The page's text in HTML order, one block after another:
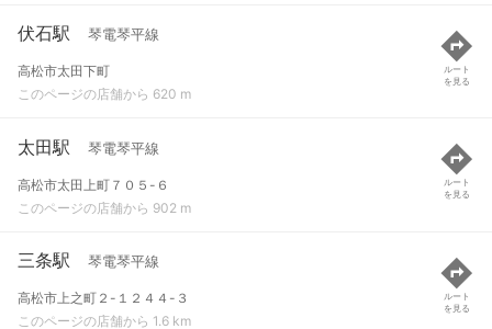
伏石駅 琴電琴平線
高松市太田下町
このページの店舗から 620 m
ルート
を見る
太田駅 琴電琴平線
高松市太田上町７０５-６
このページの店舗から 902 m
ルート
を見る
三条駅 琴電琴平線
高松市上之町２-１２４４-３
このページの店舗から 1.6 km
ルート
を見る